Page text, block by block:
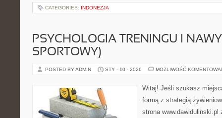
CATEGORIES: INDONEZJA
PSYCHOLOGIA TRENINGU I
SPORTOWY)
POSTED BY ADMIN STY - 10 - 2026 MOŻLIWOŚĆ
Witaj! Jeśli szukasz
formą z strategią
strona www.dawidulinski.pl